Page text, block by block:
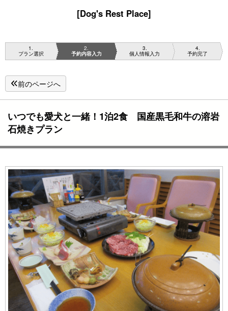
[Dog's Rest Place]
1
プラン選択
2
予約内容入力
3
個人情報入力
4
予約完了
前のページへ
いつでも愛犬と一緒！1泊2食 国産黒毛和牛の溶岩
石焼きプラン